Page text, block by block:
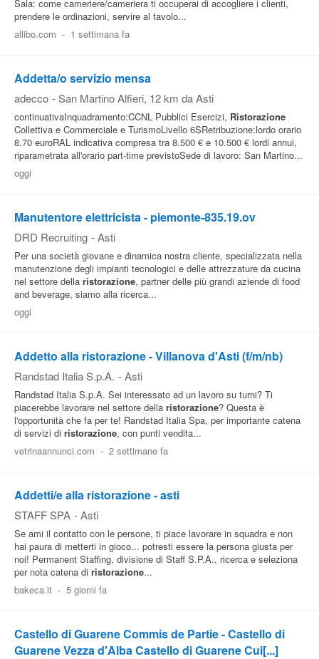
Sala: come cameriere/cameriera ti occuperai di accogliere i clienti,
prendere le ordinazioni, servire al tavolo...
allibo.com - 1 settimana fa
Addetta/o servizio mensa
adecco - San Martino Alfieri, 12 km da Asti
continuativaInquadramento:CCNL Pubblici Esercizi, Ristorazione
Collettiva e Commerciale e TurismoLivello 6SRetribuzione:lordo orario
8.70 euroRAL indicativa compresa tra 8.500 € e 10.500 € lordi annui,
riparametrata all'orario part-time previstoSede di lavoro: San Martino...
oggi
Manutentore elettricista - piemonte-835.19.ov
DRD Recruiting - Asti
Per una società giovane e dinamica nostra cliente, specializzata nella
manutenzione degli impianti tecnologici e delle attrezzature da cucina
nel settore della ristorazione, partner delle più grandi aziende di food
and beverage, siamo alla ricerca...
oggi
Addetto alla ristorazione - Villanova d'Asti (f/m/nb)
Randstad Italia S.p.A. - Asti
Randstad Italia S.p.A. Sei interessato ad un lavoro su turni? Ti
piacerebbe lavorare nel settore della ristorazione? Questa è
l'opportunità che fa per te! Randstad Italia Spa, per importante catena
di servizi di ristorazione, con punti vendita...
vetrinaannunci.com - 2 settimane fa
Addetti/e alla ristorazione - asti
STAFF SPA - Asti
Se ami il contatto con le persone, ti piace lavorare in squadra e non
hai paura di metterti in gioco... potresti essere la persona giusta per
noi! Permanent Staffing, divisione di Staff S.P.A., ricerca e seleziona
per nota catena di ristorazione...
bakeca.it - 5 giorni fa
Castello di Guarene Commis de Partie - Castello di
Guarene Vezza d'Alba Castello di Guarene Cui[...]